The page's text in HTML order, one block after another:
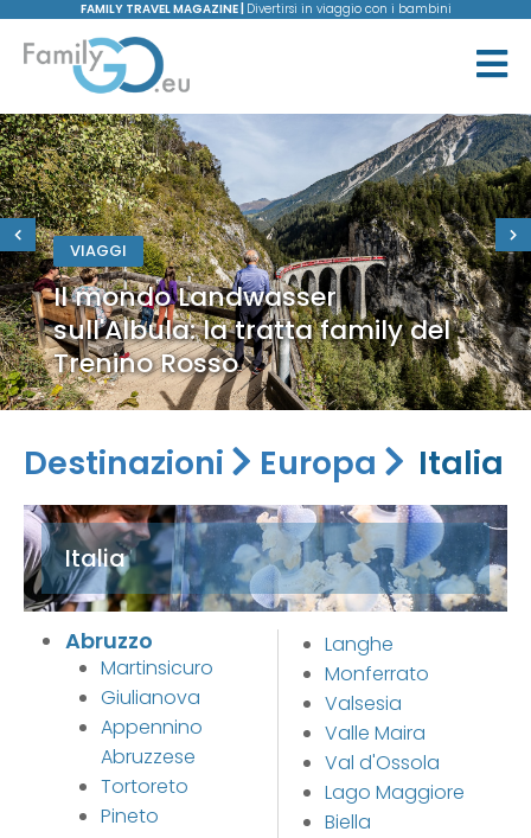
FAMILY TRAVEL MAGAZINE | Divertirsi in viaggio con i bambini
VIAGGI
Il mondo Landwasser
sull'Albula: la tratta family del
Trenino Rosso
Destinazioni Europa Italia
Italia
Abruzzo
Martinsicuro
Giulianova
Appennino
Abruzzese
Tortoreto
Pineto
Langhe
Monferrato
Valsesia
Valle Maira
Val d'Ossola
Lago Maggiore
Biella